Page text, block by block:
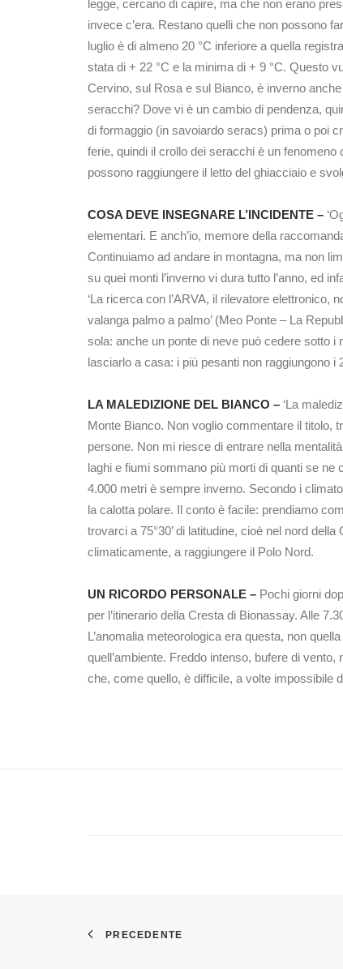
legge, cercano di capire, ma che non erano
invece c’era. Restano quelli che non possono
luglio è di almeno 20 °C inferiore a quella
stata di + 22 °C e la minima di + 9 °C. Questo
Cervino, sul Rosa e sul Bianco, è inverno
seracchi? Dove vi è un cambio di pendenza,
di formaggio (in savoiardo seracs) prima o poi
ferie, quindi il crollo dei seracchi è un
possono raggiungere il letto del ghiacciaio e
COSA DEVE INSEGNARE L’INCIDENTE –
elementari. E anch’io, memore della
Continuiamo ad andare in montagna, ma non
su quei monti l’inverno vi dura tutto l’anno, ed
‘La ricerca con l’ARVA, il rilevatore
valanga palmo a palmo’ (Meo Ponte – La
sola: anche un ponte di neve può cedere sotto
lasciarlo a casa: i più pesanti non raggiungono i
LA MALEDIZIONE DEL BIANCO – ‘La
Monte Bianco. Non voglio commentare il titolo,
persone. Non mi riesce di entrare nella
laghi e fiumi sommano più morti di quanti se ne
4.000 metri è sempre inverno. Secondo i
la calotta polare. Il conto è facile: prendiamo
trovarci a 75°30’ di latitudine, cioè nel nord
climaticamente, a raggiungere il Polo Nord.
UN RICORDO PERSONALE – Pochi giorni
per l’itinerario della Cresta di Bionassay. Alle
L’anomalia meteorologica era questa, non
quell’ambiente. Freddo intenso, bufere di
che, come quello, è difficile, a volte impossibile
PRECEDENTE